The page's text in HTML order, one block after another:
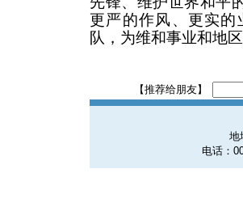
更严的作风、更实
队，为维和事业和地
【推荐给朋友】
地
电话：